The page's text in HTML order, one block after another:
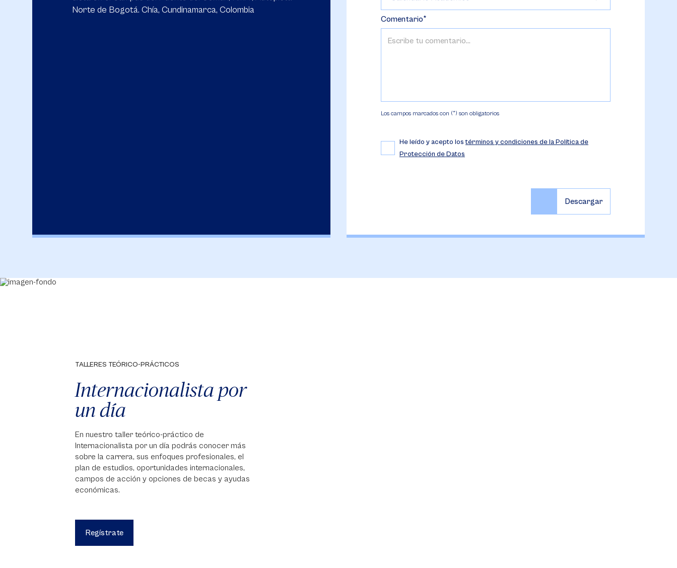
Norte de Bogotá. Chía, Cundinamarca, Colombia
Comentario
Los campos marcados con (*) son obligatorios
He leído y acepto lostérminos y condiciones de la Política de
Protección de Datos
TALLERES TEÓRICO-PRÁCTICOS
Internacionalista por
un día
En nuestro taller teórico-práctico de
Internacionalista por un día podrás conocer más
sobre la carrera, sus enfoques profesionales, el
plan de estudios, oportunidades internacionales,
campos de acción y opciones de becas y ayudas
económicas.
Regístrate